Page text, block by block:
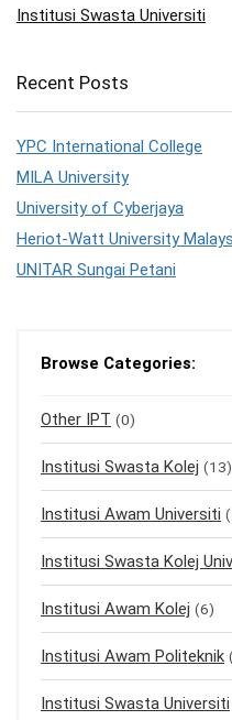
Institusi Swasta Universiti
Recent Posts
YPC International College
MILA University
University of Cyberjaya
Heriot-Watt University
UNITAR Sungai Petani
Browse Categories:
Other IPT (0)
Institusi Swasta Kolej (13)
Institusi Awam Universiti
Institusi Swasta Kolej
Institusi Awam Kolej (6)
Institusi Awam Politeknik
Institusi Swasta Universiti